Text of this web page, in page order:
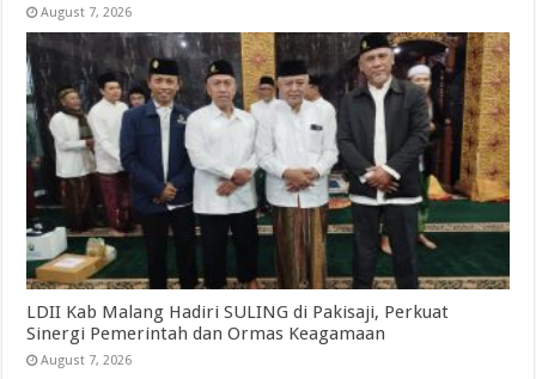
August 7, 2026
LDII Kab Malang Hadiri SULING di Pakisaji, Perkuat
Sinergi Pemerintah dan Ormas Keagamaan
August 7, 2026